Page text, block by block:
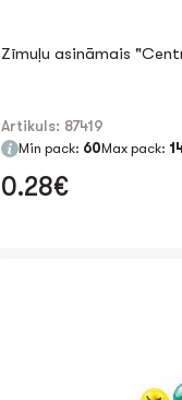
Zīmuļu asināmais
Artikuls: 87419
Min pack: 60Max pack:
0.28€